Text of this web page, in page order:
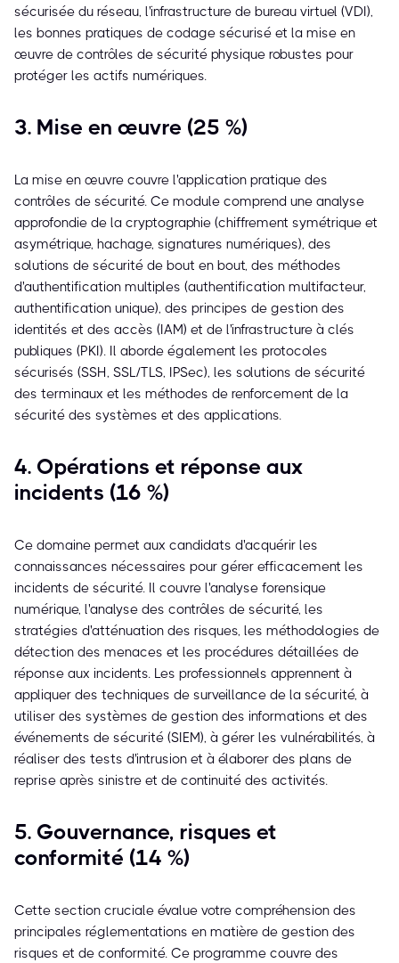
sécurisée du réseau, l'infrastructure de bureau virtuel (VDI),
les bonnes pratiques de codage sécurisé et la mise en
œuvre de contrôles de sécurité physique robustes pour
protéger les actifs numériques.
3. Mise en œuvre (25 %)
La mise en œuvre couvre l'application pratique des
contrôles de sécurité. Ce module comprend une analyse
approfondie de la cryptographie (chiffrement symétrique et
asymétrique, hachage, signatures numériques), des
solutions de sécurité de bout en bout, des méthodes
d'authentification multiples (authentification multifacteur,
authentification unique), des principes de gestion des
identités et des accès (IAM) et de l'infrastructure à clés
publiques (PKI). Il aborde également les protocoles
sécurisés (SSH, SSL/TLS, IPSec), les solutions de sécurité
des terminaux et les méthodes de renforcement de la
sécurité des systèmes et des applications.
4. Opérations et réponse aux
incidents (16 %)
Ce domaine permet aux candidats d'acquérir les
connaissances nécessaires pour gérer efficacement les
incidents de sécurité. Il couvre l'analyse forensique
numérique, l'analyse des contrôles de sécurité, les
stratégies d'atténuation des risques, les méthodologies de
détection des menaces et les procédures détaillées de
réponse aux incidents. Les professionnels apprennent à
appliquer des techniques de surveillance de la sécurité, à
utiliser des systèmes de gestion des informations et des
événements de sécurité (SIEM), à gérer les vulnérabilités, à
réaliser des tests d'intrusion et à élaborer des plans de
reprise après sinistre et de continuité des activités.
5. Gouvernance, risques et
conformité (14 %)
Cette section cruciale évalue votre compréhension des
principales réglementations en matière de gestion des
risques et de conformité. Ce programme couvre des